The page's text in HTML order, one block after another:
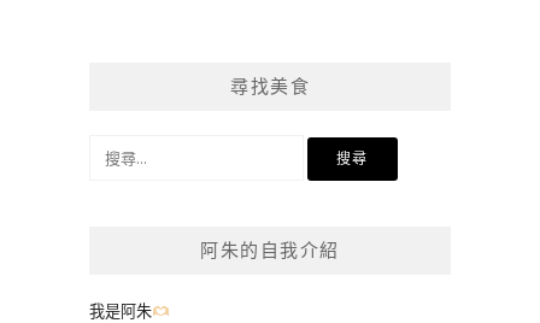
尋找美食
阿朱的自我介紹
我是阿朱